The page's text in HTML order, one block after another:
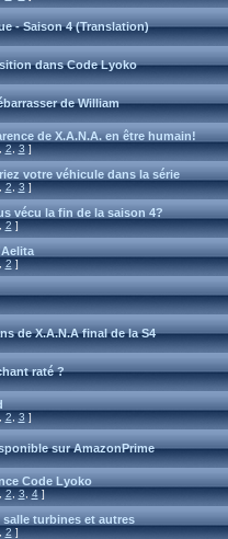
- Saison 4 (Translation)
dans Code Lyoko
de William
de X.A.N.A. en être humain!
2,3]
votre véhicule dans la série
2,3]
vécu la fin de la saison 4?
2]
2]
de X.A.N.A final de la S4
raté ?
2,3]
sur AmazonPrime
Code Lyoko
2,3,4]
turbines et autres
2]